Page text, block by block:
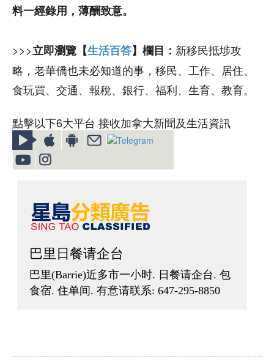
料一經錄用，薄酬致意。
>>>立即瀏覽【生活百答】欄目： 新移民抵埗攻
略，老華僑也未必知道的事，移民、工作、居住、
食玩買、交通、報稅、銀行、福利、生育、教育。
點擊以下6大平台 接收加拿大新聞及生活資訊